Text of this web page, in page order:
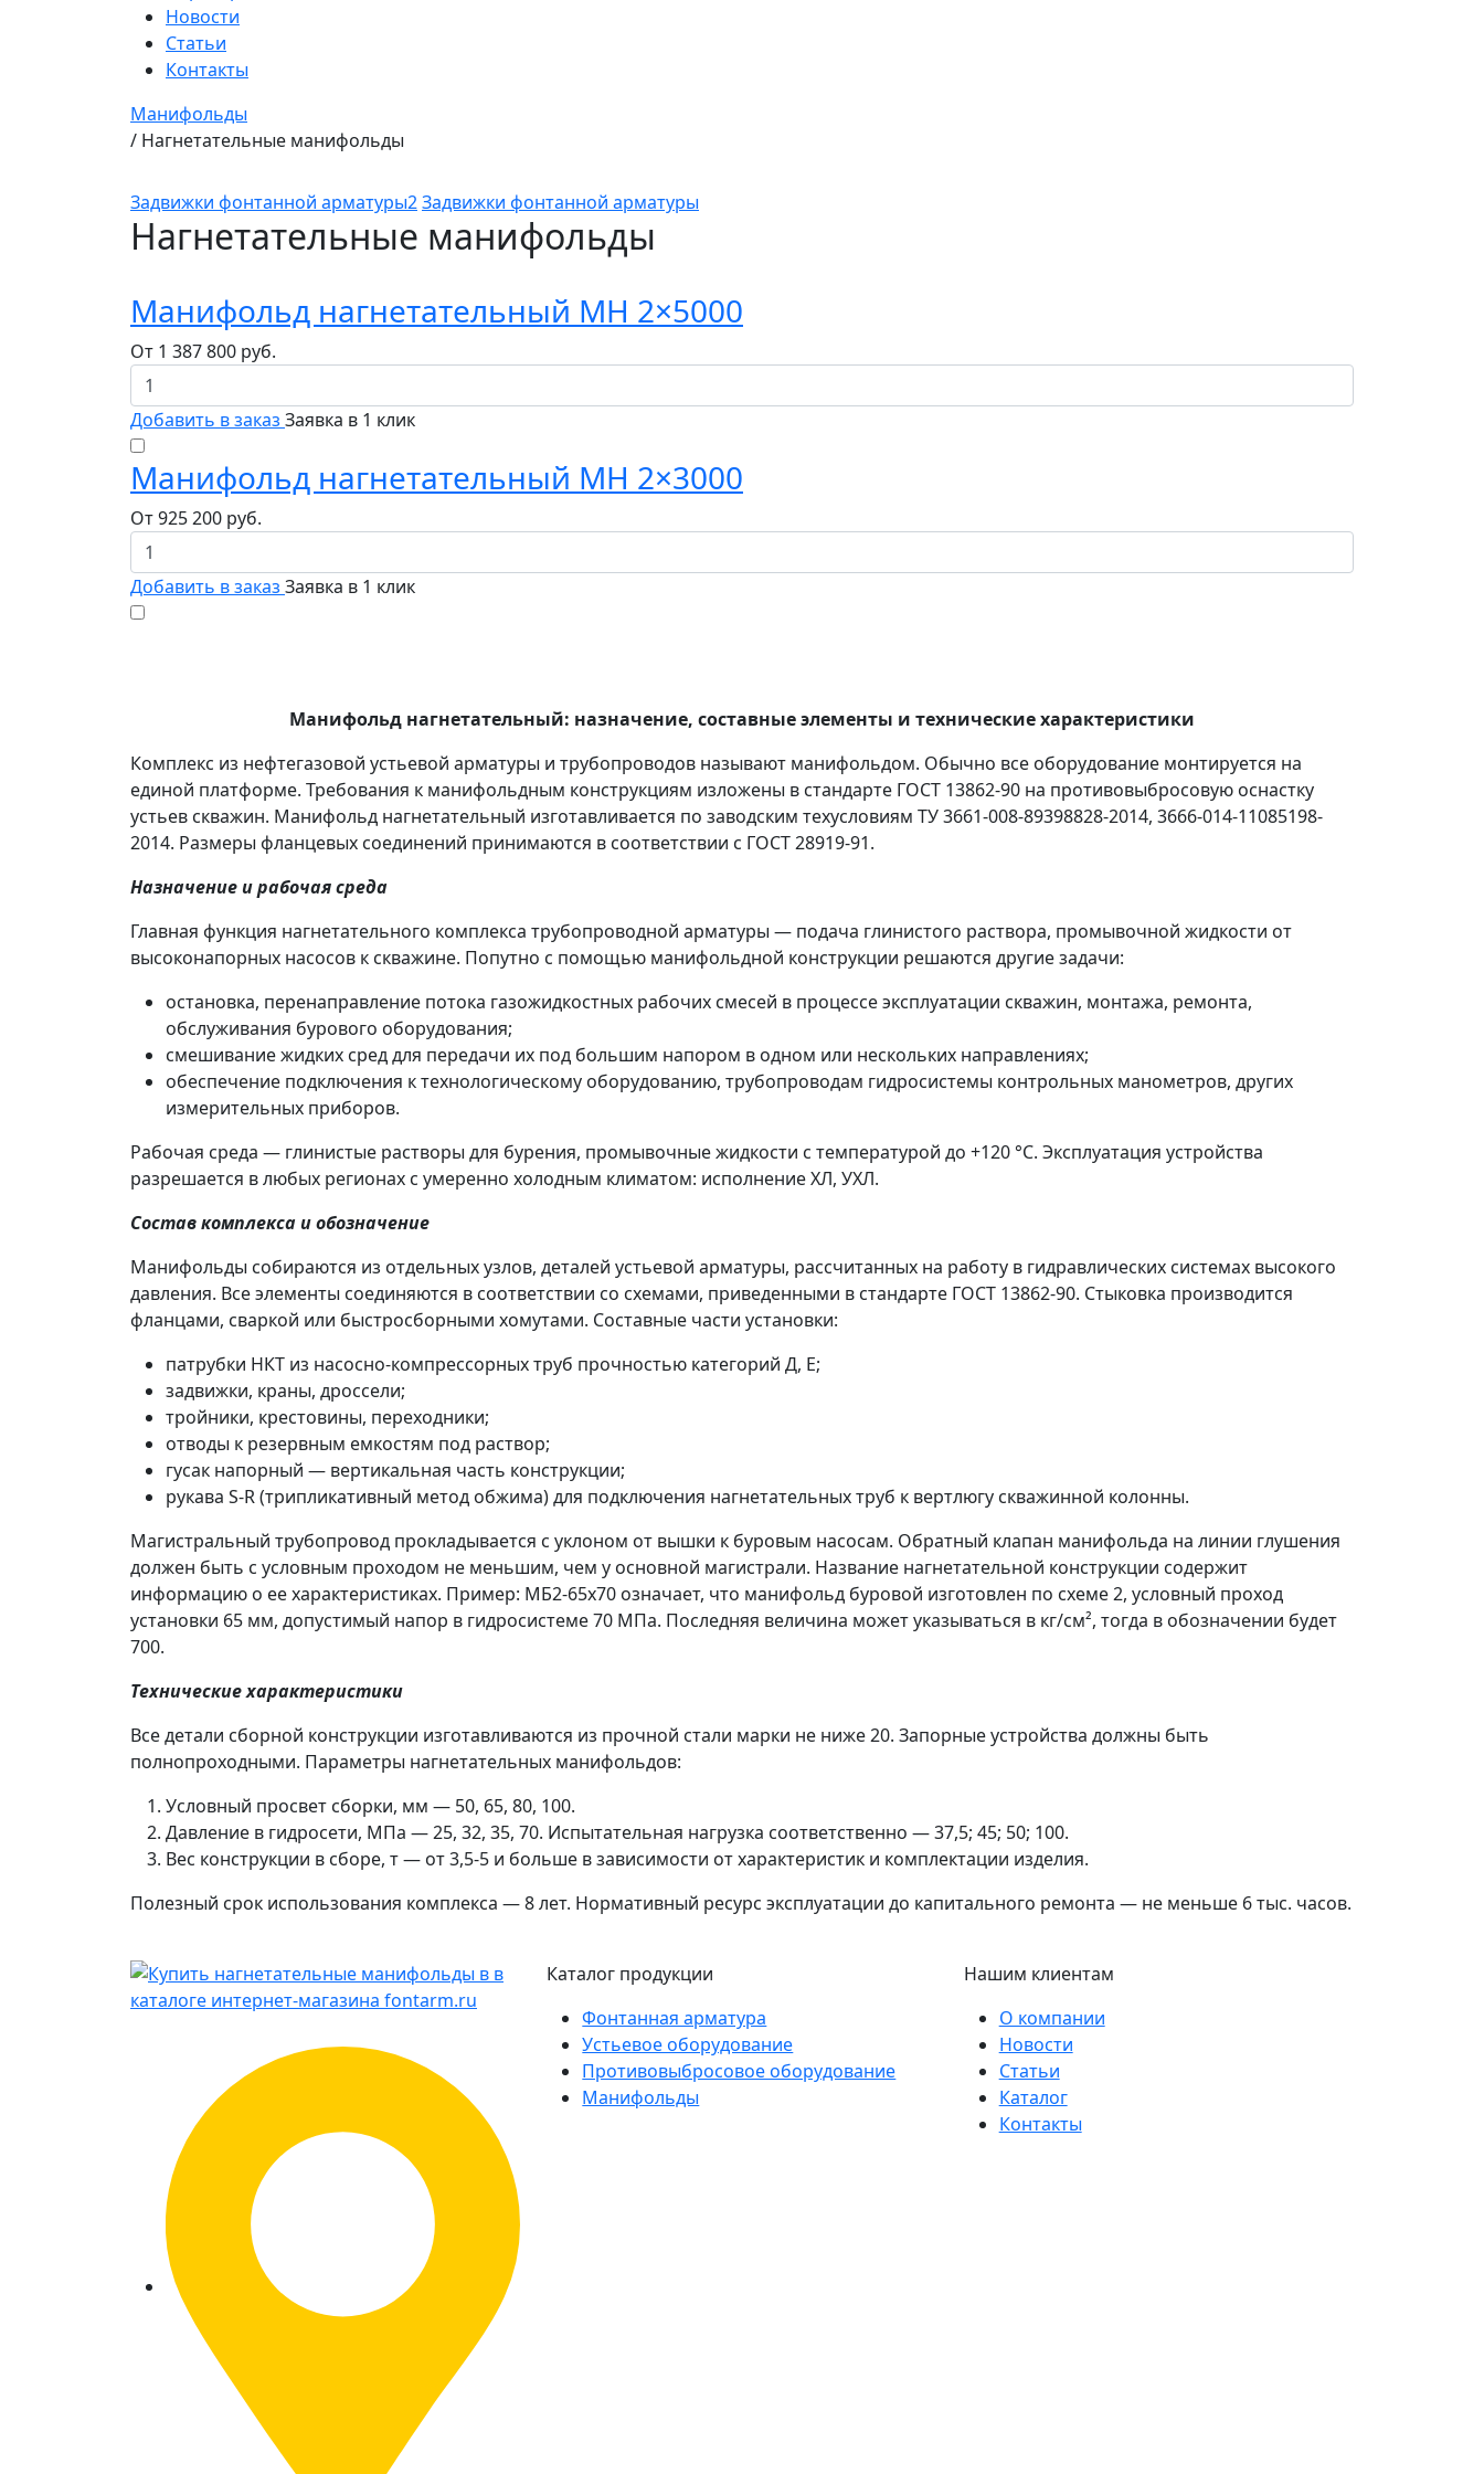
Новости
Статьи
Контакты
Манифольды
/ Нагнетательные манифольды
Задвижки фонтанной арматуры2Задвижки фонтанной арматуры
Нагнетательные манифольды
Манифольд нагнетательный МН 2×5000
От 1 387 800 руб.
Добавить в заказ Заявка в 1 клик
Манифольд нагнетательный МН 2×3000
От925 200 руб.
Добавить в заказ Заявка в 1 клик
Манифольд нагнетательный: назначение, составные элементы и технические характеристики
Комплекс из нефтегазовой устьевой арматуры и трубопроводов называют манифольдом. Обычно все оборудование монтируется на
единой платформе. Требования к манифольдным конструкциям изложены в стандарте ГОСТ 13862-90 на противовыбросовую оснастку
устьев скважин. Манифольд нагнетательный изготавливается по заводским техусловиям ТУ 3661-008-89398828-2014, 3666-014-11085198-
2014. Размеры фланцевых соединений принимаются в соответствии с ГОСТ 28919-91.
Назначение и рабочая среда
Главная функция нагнетательного комплекса трубопроводной арматуры — подача глинистого раствора, промывочной жидкости от
высоконапорных насосов к скважине. Попутно с помощью манифольдной конструкции решаются другие задачи:
остановка, перенаправление потока газожидкостных рабочих смесей в процессе эксплуатации скважин, монтажа, ремонта,
обслуживания бурового оборудования;
смешивание жидких сред для передачи их под большим напором в одном или нескольких направлениях;
обеспечение подключения к технологическому оборудованию, трубопроводам гидросистемы контрольных манометров, других
измерительных приборов.
Рабочая среда — глинистые растворы для бурения, промывочные жидкости с температурой до +120 °С. Эксплуатация устройства
разрешается в любых регионах с умеренно холодным климатом: исполнение ХЛ, УХЛ.
Состав комплекса и обозначение
Манифольды собираются из отдельных узлов, деталей устьевой арматуры, рассчитанных на работу в гидравлических системах высокого
давления. Все элементы соединяются в соответствии со схемами, приведенными в стандарте ГОСТ 13862-90. Стыковка производится
фланцами, сваркой или быстросборными хомутами. Составные части установки:
патрубки НКТ из насосно-компрессорных труб прочностью категорий Д, Е;
задвижки, краны, дроссели;
тройники, крестовины, переходники;
отводы к резервным емкостям под раствор;
гусак напорный — вертикальная часть конструкции;
рукава S-R (трипликативный метод обжима) для подключения нагнетательных труб к вертлюгу скважинной колонны.
Магистральный трубопровод прокладывается с уклоном от вышки к буровым насосам. Обратный клапан манифольда на линии глушения
должен быть с условным проходом не меньшим, чем у основной магистрали. Название нагнетательной конструкции содержит
информацию о ее характеристиках. Пример: МБ2-65х70 означает, что манифольд буровой изготовлен по схеме 2, условный проход
установки 65 мм, допустимый напор в гидросистеме 70 МПа. Последняя величина может указываться в кг/см², тогда в обозначении будет
700.
Технические характеристики
Все детали сборной конструкции изготавливаются из прочной стали марки не ниже 20. Запорные устройства должны быть
полнопроходными. Параметры нагнетательных манифольдов:
Условный просвет сборки, мм — 50, 65, 80, 100.
Давление в гидросети, МПа — 25, 32, 35, 70. Испытательная нагрузка соответственно — 37,5; 45; 50; 100.
Вес конструкции в сборе, т — от 3,5-5 и больше в зависимости от характеристик и комплектации изделия.
Полезный срок использования комплекса — 8 лет. Нормативный ресурс эксплуатации до капитального ремонта — не меньше 6 тыс. часов.
Каталог продукции
Фонтанная арматура
Устьевое оборудование
Противовыбросовое оборудование
Манифольды
Нашим клиентам
О компании
Новости
Статьи
Каталог
Контакты